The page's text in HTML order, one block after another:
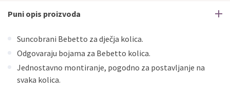
Puni opis proizvoda
Suncobrani Bebetto za dječja kolica.
Odgovaraju bojama za Bebetto kolica.
Jednostavno montiranje, pogodno za postavljanje na
svaka kolica.